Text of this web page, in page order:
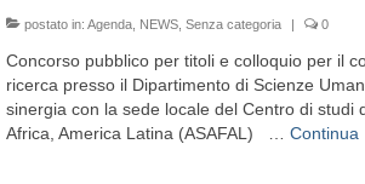
postato in: Agenda, NEWS, Senza categoria | 0
Concorso pubblico per titoli e colloquio per il
ricerca presso il Dipartimento di Scienze
sinergia con la sede locale del Centro di studi
Africa, America Latina (ASAFAL) … Continua